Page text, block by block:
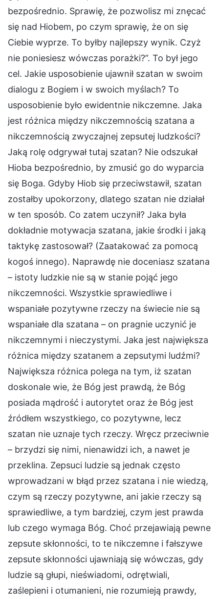
bezpośrednio. Sprawię, że pozwolisz mi znęcać
się nad Hiobem, po czym sprawię, że on się
Ciebie wyprze. To byłby najlepszy wynik. Czyż
nie poniesiesz wówczas porażki?”. To był jego
cel. Jakie usposobienie ujawnił szatan w swoim
dialogu z Bogiem i w swoich myślach? To
usposobienie było ewidentnie nikczemne. Jaka
jest różnica między nikczemnością szatana a
nikczemnością zwyczajnej zepsutej ludzkości?
Jaką rolę odgrywał tutaj szatan? Nie odszukał
Hioba bezpośrednio, by zmusić go do wyparcia
się Boga. Gdyby Hiob się przeciwstawił, szatan
zostałby upokorzony, dlatego szatan nie działał
w ten sposób. Co zatem uczynił? Jaka była
dokładnie motywacja szatana, jakie środki i jaką
taktykę zastosował? (Zaatakować za pomocą
kogoś innego). Naprawdę nie doceniasz szatana
– istoty ludzkie nie są w stanie pojąć jego
nikczemności. Wszystkie sprawiedliwe i
wspaniałe pozytywne rzeczy na świecie nie są
wspaniałe dla szatana – on pragnie uczynić je
nikczemnymi i nieczystymi. Jaka jest największa
różnica między szatanem a zepsutymi ludźmi?
Największa różnica polega na tym, iż szatan
doskonale wie, że Bóg jest prawdą, że Bóg
posiada mądrość i autorytet oraz że Bóg jest
źródłem wszystkiego, co pozytywne, lecz
szatan nie uznaje tych rzeczy. Wręcz przeciwnie
– brzydzi się nimi, nienawidzi ich, a nawet je
przeklina. Zepsuci ludzie są jednak często
wprowadzani w błąd przez szatana i nie wiedzą,
czym są rzeczy pozytywne, ani jakie rzeczy są
sprawiedliwe, a tym bardziej, czym jest prawda
lub czego wymaga Bóg. Choć przejawiają pewne
zepsute skłonności, to te nikczemne i fałszywe
zepsute skłonności ujawniają się wówczas, gdy
ludzie są głupi, nieświadomi, odrętwiali,
zaślepieni i otumanieni, nie rozumieją prawdy,